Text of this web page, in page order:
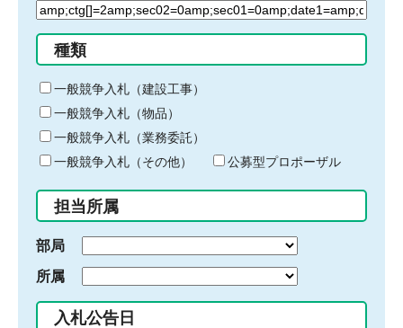
検
る
キ
ー
ワ
ー
ド
入
力
種類
一般競争入札（建設工事）
一般競争入札（物品）
一般競争入札（業務委託）
一般競争入札（その他）
公募型プロポーザル
担当所属
部局
所属
入札公告日